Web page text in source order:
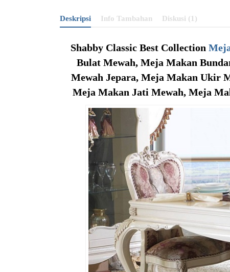
Deskripsi Info Tambahan Diskusi (1)
Shabby Classic Best Collection
Bulat Mewah, Meja Makan
Mewah Jepara, Meja Makan Ukir
Meja Makan Jati Mewah, Meja